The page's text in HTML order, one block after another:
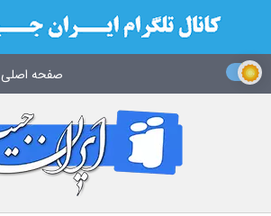
صفحه اصلی